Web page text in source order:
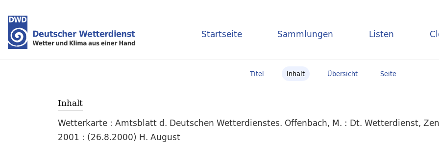
Startseite Sammlungen Listen
Titel Inhalt Übersicht Seite
Inhalt
Wetterkarte : Amtsblatt d. Deutschen Wetterdienstes. Offenbach, M. : Dt. Wetterdienst,
2001 : (26.8.2000) H. August